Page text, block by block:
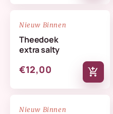
NIEUW
Nieuw Binnen
Theedoek
extra salty
€12,00 add_shopping_cart
NIEUW
Nieuw Binnen